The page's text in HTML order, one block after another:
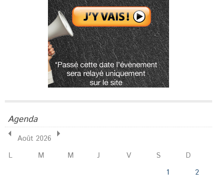
Agenda
Août 2026
L
M M J V S
D
1
2